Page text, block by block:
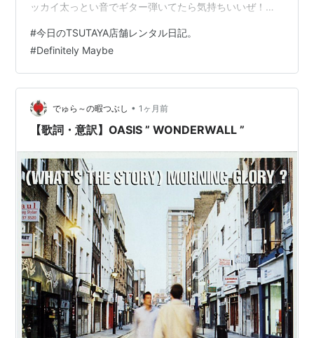
ッカイ太っとい音でギター弾いてたら気持ちいいぜ！っ
ます。
#今日のTSUTAYA店舗レンタル日記。
#Definitely Maybe
でゅら～の暇つぶし • 1ヶ月前
【歌詞・意訳】OASIS ” WONDERWALL ”